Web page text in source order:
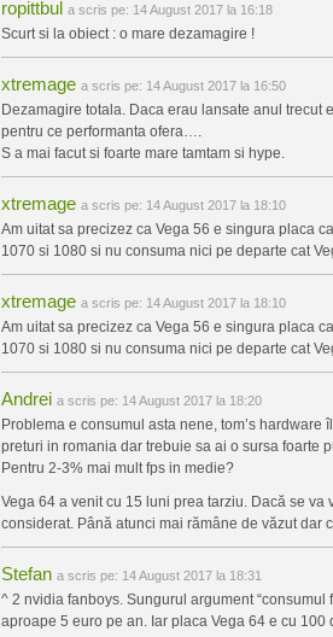
ropittbul a scris pe: 14 August 2017 la 16:18
Scurt si la obiect : o mare dezamagire !
xtremage a scris pe: 14 August 2017 la 16:50
Dezamagire totala. Daca erau lansate anul
pentru ce performanta ofera….
S a mai facut si foarte mare tamtam si hype.
xtremage a scris pe: 14 August 2017 la 18:10
Am uitat sa precizez ca Vega 56 e singura placa
1070 si 1080 si nu consuma nici pe departe cat
xtremage a scris pe: 14 August 2017 la 18:10
Am uitat sa precizez ca Vega 56 e singura placa
1070 si 1080 si nu consuma nici pe departe cat
Andrei a scris pe: 14 August 2017 la 18:20
Problema e consumul asta nene, tom’s
preturi in romania dar trebuie sa ai o sursa
Pentru 2-3% mai mult fps in medie?
Vega 64 a venit cu 15 luni prea tarziu. Dacă se
considerat. Până atunci mai rămâne de văzut dar
Stefan a scris pe: 14 August 2017 la 18:31
^ 2 nvidia fanboys. Sungurul argument
aproape 5 euro pe an. Iar placa Vega 64 e cu 100